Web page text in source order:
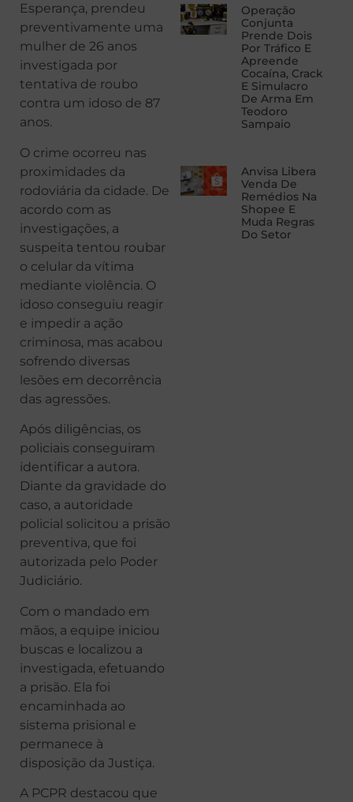
Esperança, prendeu
preventivamente uma
mulher de 26 anos
investigada por
tentativa de roubo
contra um idoso de 87
anos.
O crime ocorreu nas
proximidades da
rodoviária da cidade. De
acordo com as
investigações, a
suspeita tentou roubar
o celular da vítima
mediante violência. O
idoso conseguiu reagir
e impedir a ação
criminosa, mas acabou
sofrendo diversas
lesões em decorrência
das agressões.
Após diligências, os
policiais conseguiram
identificar a autora.
Diante da gravidade do
caso, a autoridade
policial solicitou a prisão
preventiva, que foi
autorizada pelo Poder
Judiciário.
Com o mandado em
mãos, a equipe iniciou
buscas e localizou a
investigada, efetuando
a prisão. Ela foi
encaminhada ao
sistema prisional e
permanece à
disposição da Justiça.
A PCPR destacou que
Operação
Conjunta
Prende Dois
Por Tráfico E
Apreende
Cocaína, Crack
E Simulacro
De Arma Em
Teodoro
Sampaio
Anvisa Libera
Venda De
Remédios Na
Shopee E
Muda Regras
Do Setor